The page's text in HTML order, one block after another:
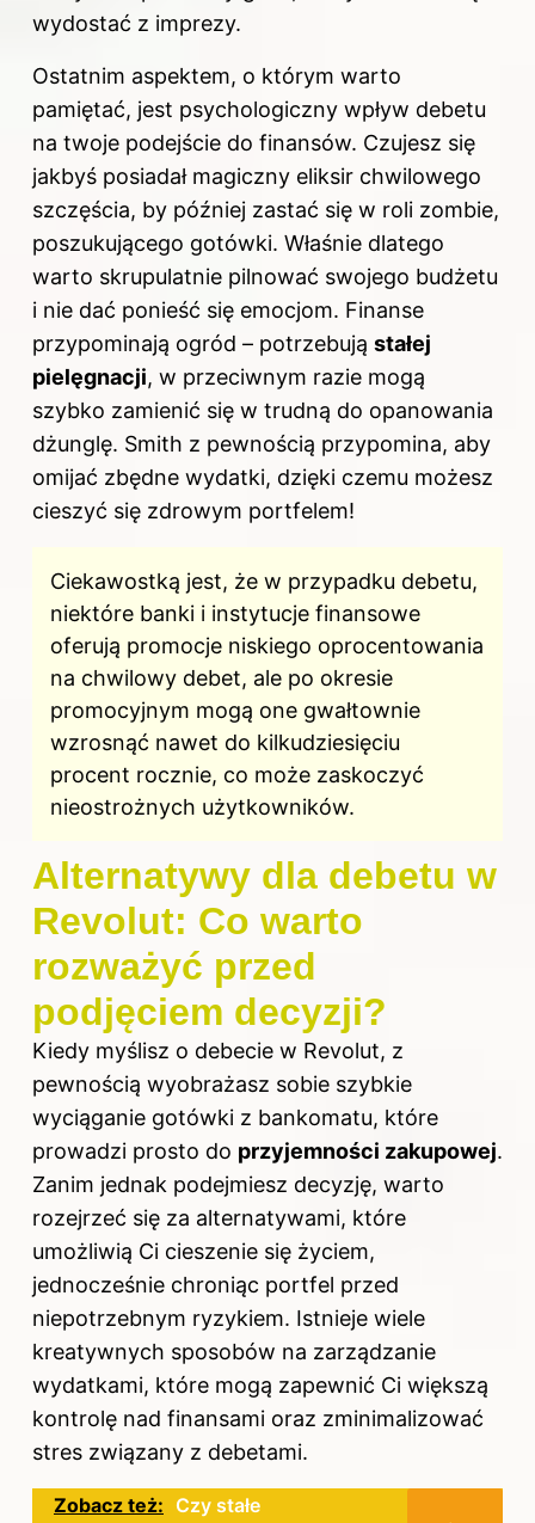
wydostać z imprezy.
Ostatnim aspektem, o którym warto
pamiętać, jest psychologiczny wpływ debetu
na twoje podejście do finansów. Czujesz się
jakbyś posiadał magiczny eliksir chwilowego
szczęścia, by później zastać się w roli zombie,
poszukującego gotówki. Właśnie dlatego
warto skrupulatnie pilnować swojego budżetu
i nie dać ponieść się emocjom. Finanse
przypominają ogród – potrzebują stałej
pielęgnacji, w przeciwnym razie mogą
szybko zamienić się w trudną do opanowania
dżunglę. Smith z pewnością przypomina, aby
omijać zbędne wydatki, dzięki czemu możesz
cieszyć się zdrowym portfelem!
Ciekawostką jest, że w przypadku debetu,
niektóre banki i instytucje finansowe
oferują promocje niskiego oprocentowania
na chwilowy debet, ale po okresie
promocyjnym mogą one gwałtownie
wzrosnąć nawet do kilkudziesięciu
procent rocznie, co może zaskoczyć
nieostrożnych użytkowników.
Alternatywy dla debetu w
Revolut: Co warto
rozważyć przed
podjęciem decyzji?
Kiedy myślisz o debecie w Revolut, z
pewnością wyobrażasz sobie szybkie
wyciąganie gotówki z bankomatu, które
prowadzi prosto do przyjemności zakupowej.
Zanim jednak podejmiesz decyzję, warto
rozejrzeć się za alternatywami, które
umożliwią Ci cieszenie się życiem,
jednocześnie chroniąc portfel przed
niepotrzebnym ryzykiem. Istnieje wiele
kreatywnych sposobów na zarządzanie
wydatkami, które mogą zapewnić Ci większą
kontrolę nad finansami oraz zminimalizować
stres związany z debetami.
Zobacz też: Czy stałe